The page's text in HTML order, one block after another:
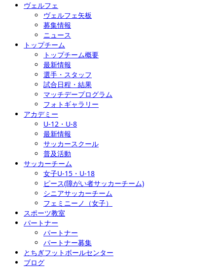
ヴェルフェ
ヴェルフェ矢板
募集情報
ニュース
トップチーム
トップチーム概要
最新情報
選手・スタッフ
試合日程・結果
マッチデープログラム
フォトギャラリー
アカデミー
U-12・U-8
最新情報
サッカースクール
普及活動
サッカーチーム
女子U-15・U-18
ピース(障がい者サッカーチーム)
シニアサッカーチーム
フェミニーノ（女子）
スポーツ教室
パートナー
パートナー
パートナー募集
とちぎフットボールセンター
ブログ